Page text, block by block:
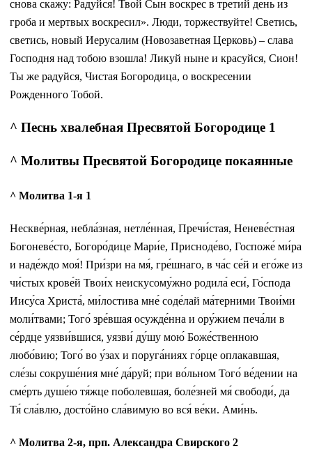
снова скажу: Радуйся! Твой Сын воскрес в третий день из
гроба и мертвых воскресил». Люди, торжествуйте! Светись,
светись, новый Иерусалим (Новозаветная Церковь) – слава
Господня над тобою взошла! Ликуй ныне и красуйся, Сион!
Ты же радуйся, Чистая Богородица, о воскресении
Рожденного Тобой.
^ Песнь хвалебная Пресвятой Богородице 1
^ Молитвы Пресвятой Богородице покаянные
^ Молитва 1-я 1
Нескве́рная, небла́зная, нетле́нная, Пречи́стая, Неневе́стная
Богоневе́сто, Богоро́дице Мари́е, Присноде́во, Госпоже́ ми́ра
и наде́ждо моя́! При́зри на мя́, гре́шнаго, в ча́с се́й и его́же из
чи́стых крове́й Твои́х неискусому́жно родила́ еси́, Го́спода
Иису́са Христа́, ми́лостива мне́ соде́лай ма́терними Твои́ми
моли́твами; Того́ зре́вшая осужде́нна и ору́жием печа́ли в
се́рдце уязви́вшися, уязви́ ду́шу мою́ Боже́ственною
любо́вию; Того́ во у́зах и поруга́ниях го́рце оплакавшая,
сле́зы сокруше́ния мне́ да́руй; при во́льном Того́ ве́дении на
сме́рть душе́ю тя́жце поболевшая, боле́зней мя́ свободи́, да
Тя́ сла́влю, досто́йно сла́вимую во вся́ ве́ки. Ами́нь.
^ Молитва 2-я, прп. Александра Свирского 2